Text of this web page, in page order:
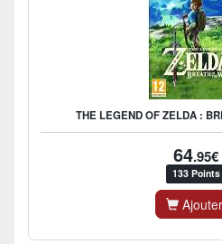
THE LEGEND OF ZELDA :
64.95€
133 Points
Ajouter